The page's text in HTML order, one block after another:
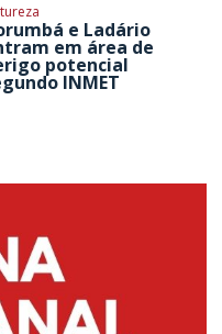
e Ladário
em área de
potencial
INMET